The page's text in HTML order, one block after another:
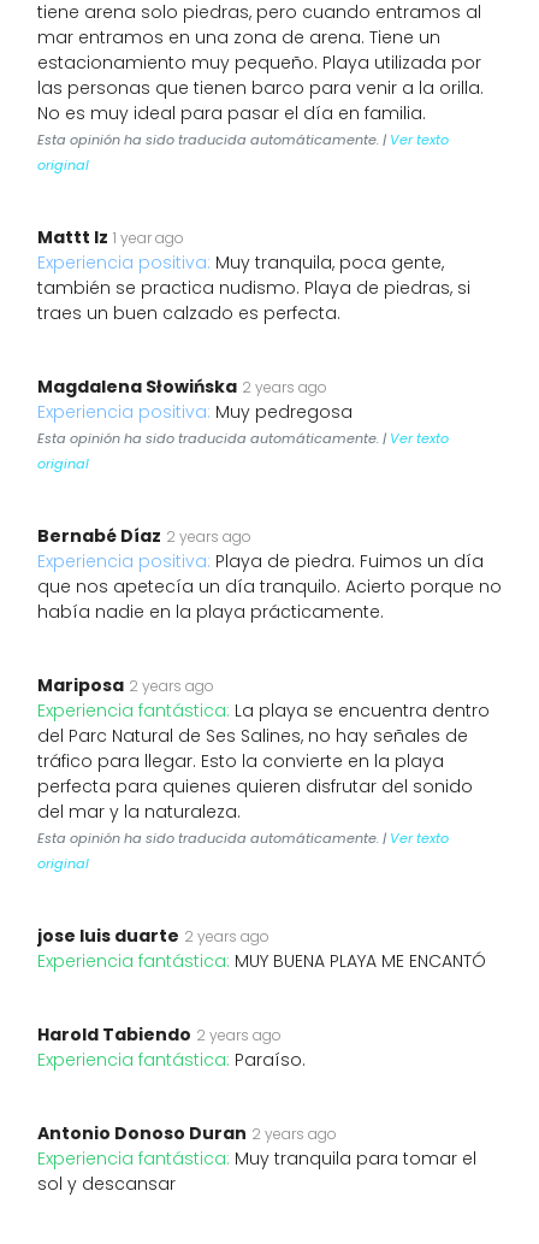
tiene arena solo piedras, pero cuando entramos al
mar entramos en una zona de arena. Tiene un
estacionamiento muy pequeño. Playa utilizada por
las personas que tienen barco para venir a la orilla.
No es muy ideal para pasar el día en familia.
Esta opinión ha sido traducida automáticamente. | Ver texto
original
Mattt Iz 1 year ago
Experiencia positiva: Muy tranquila, poca gente,
también se practica nudismo. Playa de piedras, si
traes un buen calzado es perfecta.
Magdalena Słowińska 2 years ago
Experiencia positiva: Muy pedregosa
Esta opinión ha sido traducida automáticamente. | Ver texto
original
Bernabé Díaz 2 years ago
Experiencia positiva: Playa de piedra. Fuimos un día
que nos apetecía un día tranquilo. Acierto porque no
había nadie en la playa prácticamente.
Mariposa 2 years ago
Experiencia fantástica: La playa se encuentra dentro
del Parc Natural de Ses Salines, no hay señales de
tráfico para llegar. Esto la convierte en la playa
perfecta para quienes quieren disfrutar del sonido
del mar y la naturaleza.
Esta opinión ha sido traducida automáticamente. | Ver texto
original
jose luis duarte 2 years ago
Experiencia fantástica: MUY BUENA PLAYA ME ENCANTÓ
Harold Tabiendo 2 years ago
Experiencia fantástica: Paraíso.
Antonio Donoso Duran 2 years ago
Experiencia fantástica: Muy tranquila para tomar el
sol y descansar